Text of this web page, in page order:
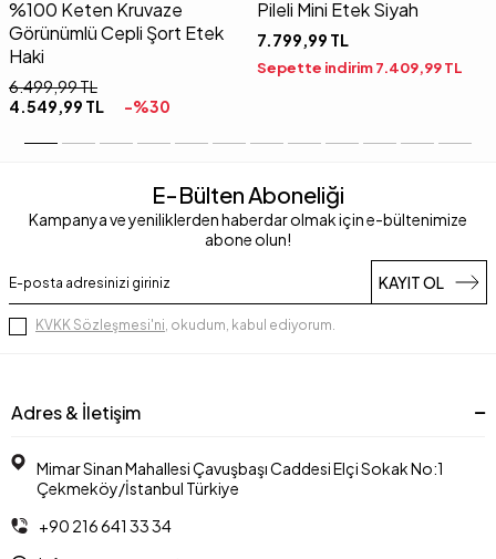
%100 Keten Kruvaze
Görünümlü Cepli Şort Etek
Haki
6.499,99TL
4.549,99 TL -%30
Pileli Mini Etek Siyah
7.799,99 TL
Sepette indirim7.409,99TL
E-Bülten Aboneliği
Kampanya ve yeniliklerden haberdar olmak için e-bültenimize
abone olun!
KAYIT OL
KVKK Sözleşmesi'ni, okudum, kabul ediyorum.
Adres & İletişim
Mimar Sinan Mahallesi Çavuşbaşı Caddesi Elçi Sokak No:1
Çekmeköy/İstanbul Türkiye
+90 216 641 33 34